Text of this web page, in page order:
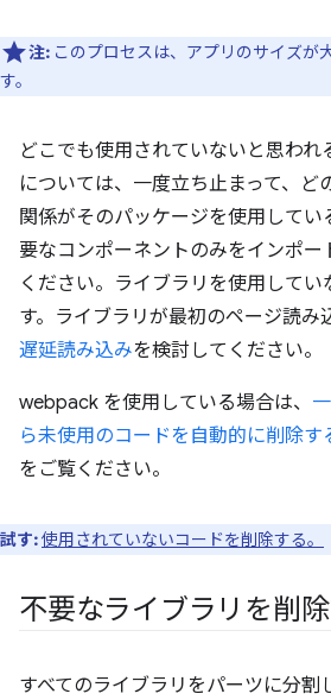
注: このプロセスは、アプリのサイズが
す。
どこでも使用されていないと思われ
については、一度立ち止まって、ど
関係がそのパッケージを使用してい
要なコンポーネントのみをインポー
ください。ライブラリを使用してい
す。ライブラリが最初のページ読み
遅延読み込みを検討してください。
webpack を使用している場合は、
ら未使用のコードを自動的に削除す
をご覧ください。
試す:使用されていないコードを削除する。
不要なライブラリを削
すべてのライブラリをパーツに分割